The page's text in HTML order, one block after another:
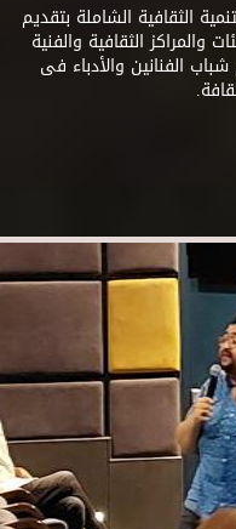
الثقافية الشاملة بتقديم
والمراكز الثقافية والفنية
الفنانين والأدباء فى